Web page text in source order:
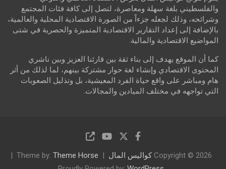
والفلسطيني بلغة سهلة ومعاصرة، لتصل إلى كافة فئات المجتمع
وشرائحه، وذلك لجعله جزءاً من الصورة الاقتصادية المحلية والعالمية،
بالإضافة إلى إعداد التقارير الاقتصادية المتميزة والحصرية في شتى
المواضيع الاقتصادية والمالية.
كما أن الموقع يهدف إلى بناء ثقة بين قارئنا العزيز وبين ناشري
المحتوى الاقتصادي وإنشاء لغة حوار مشتركة بينهم، لما لذلك من أثر
هام ومباشر على واقع حياة الفرد المعيشية، بل وتذليل الصعوبات
التي تواجهه في مختلف الميادين والمجالات.
Copyright © 2026 كواليس المال Theme by: Theme Horse